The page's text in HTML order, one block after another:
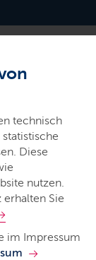
technisch
Diese
nutzen.
Sie
im Impressum
im